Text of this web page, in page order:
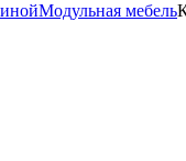
Модульная мебель